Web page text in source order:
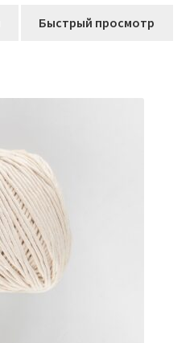
336,00₽
вариаций.
выбрать
на
странице
товара.
Быстрый просмотр